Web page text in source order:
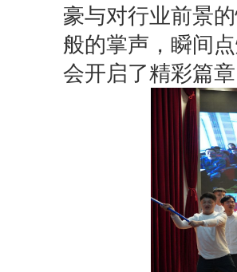
豪与对行业前景
般的掌声，瞬间
会开启了精彩篇